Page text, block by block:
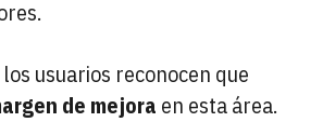
usuarios reconocen que
de mejora en esta área.